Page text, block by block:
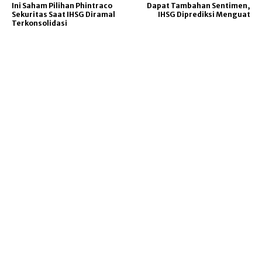
Ini Saham Pilihan Phintraco
Sekuritas Saat IHSG Diramal
Terkonsolidasi
Dapat Tambahan Sentimen,
IHSG Diprediksi Menguat